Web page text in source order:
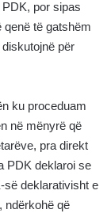
por sipas
qenë të gatshëm
për
ku proceduam
në mënyrë që
pra direkt
PDK deklaroi se
së deklarativisht e
ndërkohë që